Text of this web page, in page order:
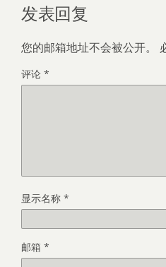
发表回复
您的邮箱地址不会被公开。
评论 *
显示名称 *
邮箱 *